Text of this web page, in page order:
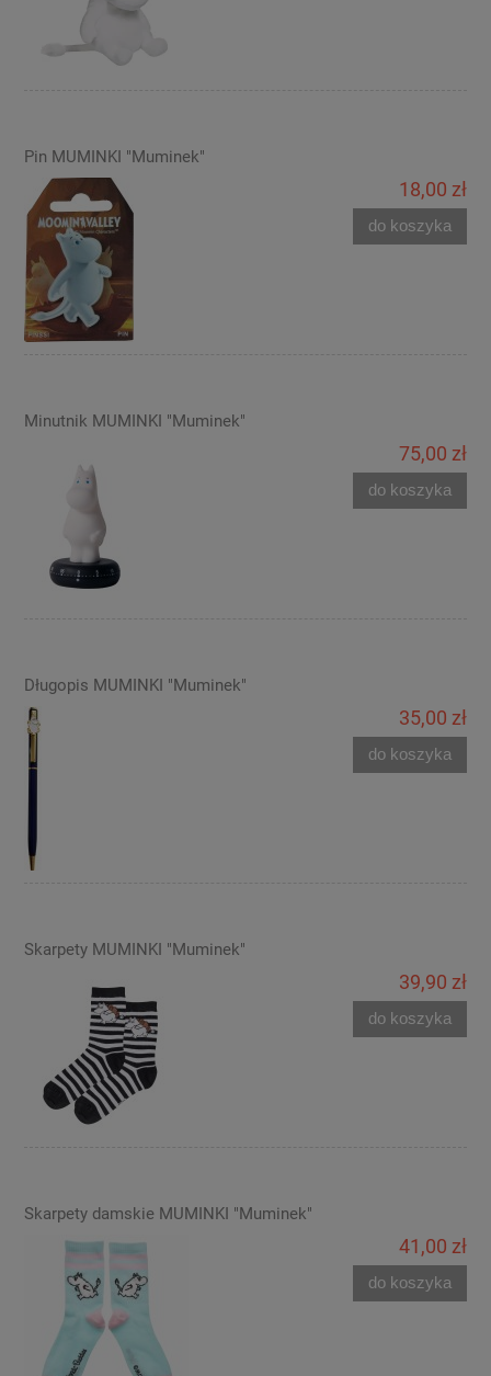
Pin MUMINKI "Muminek"
18,00 zł
do koszyka
Minutnik MUMINKI "Muminek"
75,00 zł
do koszyka
Długopis MUMINKI "Muminek"
35,00 zł
do koszyka
Skarpety MUMINKI "Muminek"
39,90 zł
do koszyka
Skarpety damskie MUMINKI "Muminek"
41,00 zł
do koszyka